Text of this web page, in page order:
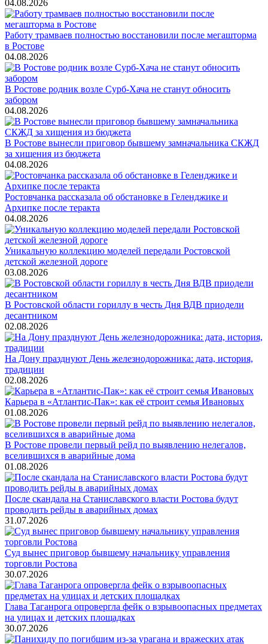
04.08.2026
Работу трамваев полностью восстановили после мегашторма
в Ростове
04.08.2026
В Ростове родник возле Сурб-Хача не станут обносить
забором
04.08.2026
В Ростове вынесли приговор бывшему замначальника СКЖД
за хищения из бюджета
04.08.2026
Ростовчанка рассказала об обстановке в Геленджике и
Архипке после теракта
04.08.2026
Уникальную коллекцию моделей передали Ростовской
детской железной дороге
03.08.2026
В Ростовской области гориллу в честь Дня ВДВ приодели
десантником
02.08.2026
На Дону празднуют День железнодорожника: дата, история,
традиции
02.08.2026
Карьера в «Атлантис-Пак»: как её строит семья Ивановых
01.08.2026
В Ростове провели первый рейд по выявлению нелегалов,
вселившихся в аварийные дома
01.08.2026
После скандала на Станиславского власти Ростова будут
проводить рейды в аварийных домах
31.07.2026
Суд вынес приговор бывшему начальнику управления
торговли Ростова
30.07.2026
Глава Таганрога опровергла фейк о взрывоопасных предметах
на улицах и детских площадках
30.07.2026